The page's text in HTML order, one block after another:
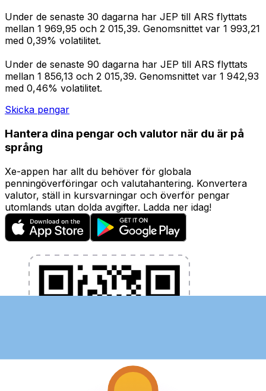
Under de senaste 30 dagarna har JEP till ARS flyttats
mellan 1 969,95 och 2 015,39. Genomsnittet var 1 993,21
med 0,39% volatilitet.
Under de senaste 90 dagarna har JEP till ARS flyttats
mellan 1 856,13 och 2 015,39. Genomsnittet var 1 942,93
med 0,46% volatilitet.
Skicka pengar
Hantera dina pengar och valutor när du är på
språng
Xe-appen har allt du behöver för globala
penningöverföringar och valutahantering. Konvertera
valutor, ställ in kursvarningar och överför pengar
utomlands utan dolda avgifter. Ladda ner idag!